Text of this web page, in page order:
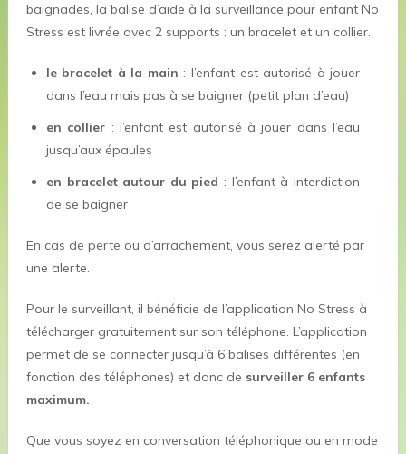
baignades, la balise d’aide à la surveillance pour enfant No
Stress est livrée avec 2 supports : un bracelet et un collier.
le bracelet à la main : l’enfant est autorisé à jouer
dans l’eau mais pas à se baigner (petit plan d’eau)
en collier : l’enfant est autorisé à jouer dans l’eau
jusqu’aux épaules
en bracelet autour du pied : l’enfant à interdiction
de se baigner
En cas de perte ou d’arrachement, vous serez alerté par
une alerte.
Pour le surveillant, il bénéficie de l’application No Stress à
télécharger gratuitement sur son téléphone. L’application
permet de se connecter jusqu’à 6 balises différentes (en
fonction des téléphones) et donc de surveiller 6 enfants
maximum.
Que vous soyez en conversation téléphonique ou en mode